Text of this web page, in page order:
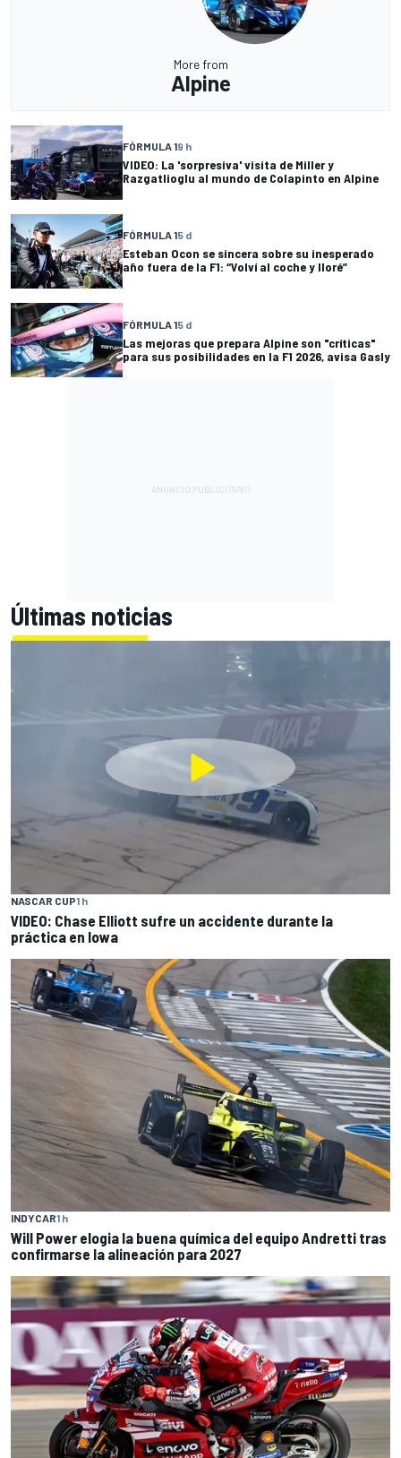
More from
Alpine
FÓRMULA 19 h
VIDEO: La 'sorpresiva' visita de Miller y
Razgatlioglu al mundo de Colapinto en Alpine
FÓRMULA 15 d
Esteban Ocon se sincera sobre su inesperado
año fuera de la F1: “Volví al coche y lloré”
FÓRMULA 15 d
Las mejoras que prepara Alpine son "críticas"
para sus posibilidades en la F1 2026, avisa Gasly
Últimas noticias
NASCAR CUP1 h
VIDEO: Chase Elliott sufre un accidente durante la
práctica en Iowa
INDYCAR1 h
Will Power elogia la buena química del equipo Andretti tras
confirmarse la alineación para 2027